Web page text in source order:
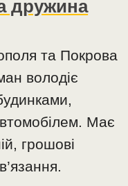
дружина
та Покрова
володіє
Має
грошові